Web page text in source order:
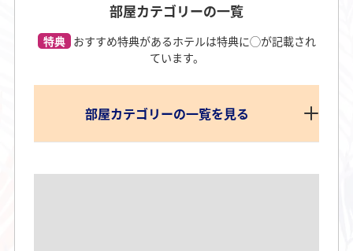
部屋カテゴリーの一覧
特典 おすすめ特典があるホテルは特典に◯が記載され
ています。
部屋カテゴリーの一覧を見る